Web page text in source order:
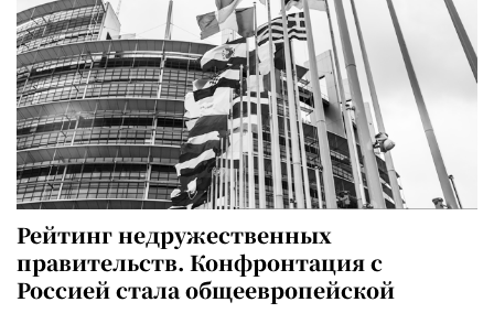
Рейтинг недружественных
правительств. Конфронтация с
Россией стала общеевропейской